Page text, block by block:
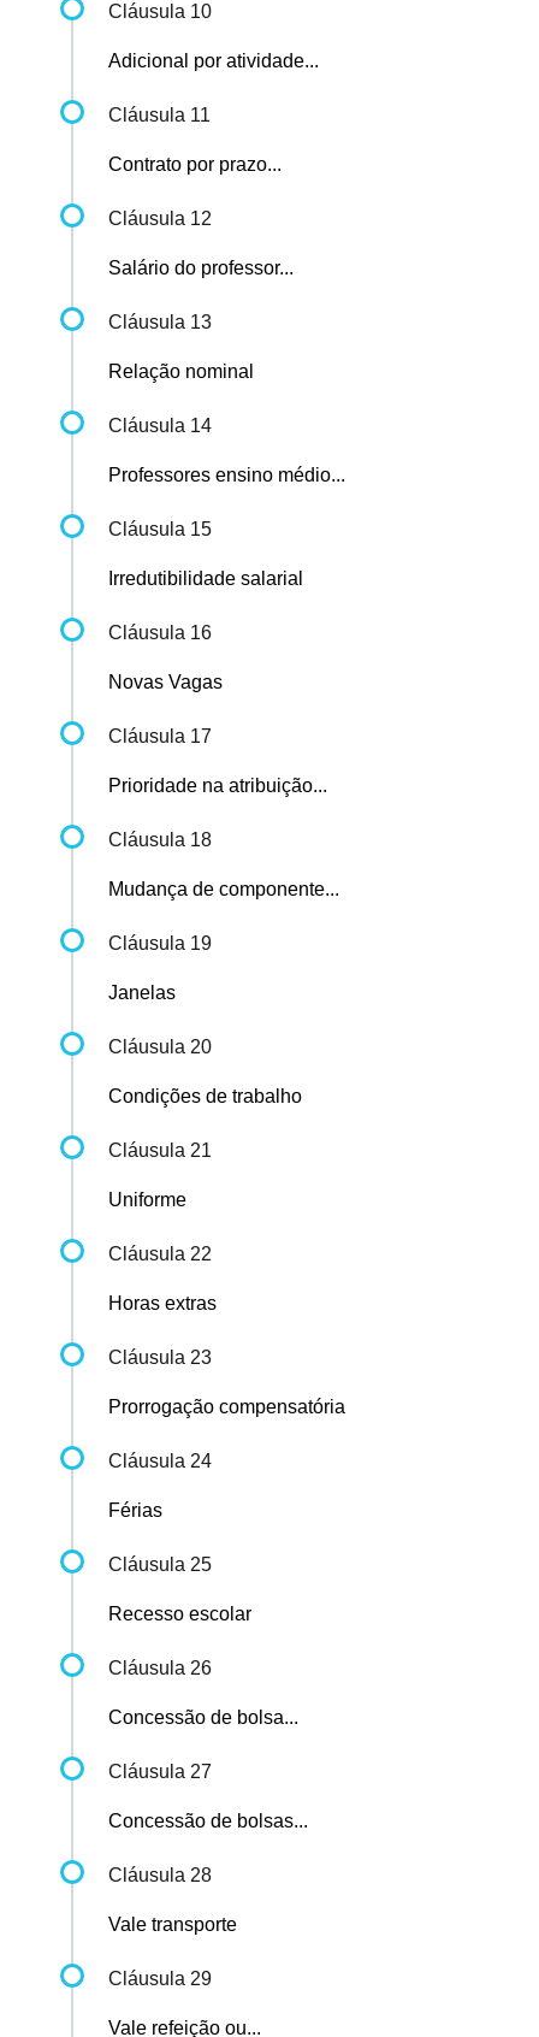
Cláusula 10
Adicional por atividade...
Cláusula 11
Contrato por prazo...
Cláusula 12
Salário do professor...
Cláusula 13
Relação nominal
Cláusula 14
Professores ensino médio...
Cláusula 15
Irredutibilidade salarial
Cláusula 16
Novas Vagas
Cláusula 17
Prioridade na atribuição...
Cláusula 18
Mudança de componente...
Cláusula 19
Janelas
Cláusula 20
Condições de trabalho
Cláusula 21
Uniforme
Cláusula 22
Horas extras
Cláusula 23
Prorrogação compensatória
Cláusula 24
Férias
Cláusula 25
Recesso escolar
Cláusula 26
Concessão de bolsa...
Cláusula 27
Concessão de bolsas...
Cláusula 28
Vale transporte
Cláusula 29
Vale refeição ou...